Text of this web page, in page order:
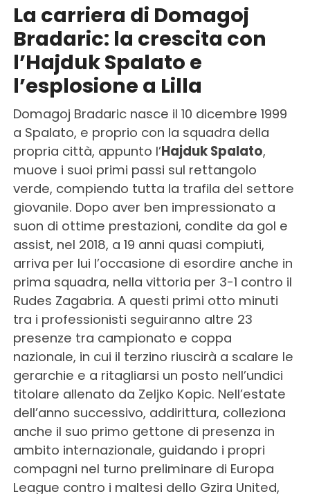
La carriera di Domagoj
Bradaric: la crescita con
l’Hajduk Spalato e
l’esplosione a Lilla
Domagoj Bradaric nasce il 10 dicembre 1999
a Spalato, e proprio con la squadra della
propria città, appunto l’Hajduk Spalato,
muove i suoi primi passi sul rettangolo
verde, compiendo tutta la trafila del settore
giovanile. Dopo aver ben impressionato a
suon di ottime prestazioni, condite da gol e
assist, nel 2018, a 19 anni quasi compiuti,
arriva per lui l’occasione di esordire anche in
prima squadra, nella vittoria per 3-1 contro il
Rudes Zagabria. A questi primi otto minuti
tra i professionisti seguiranno altre 23
presenze tra campionato e coppa
nazionale, in cui il terzino riuscirà a scalare le
gerarchie e a ritagliarsi un posto nell’undici
titolare allenato da Zeljko Kopic. Nell’estate
dell’anno successivo, addirittura, colleziona
anche il suo primo gettone di presenza in
ambito internazionale, guidando i propri
compagni nel turno preliminare di Europa
League contro i maltesi dello Gzira United,